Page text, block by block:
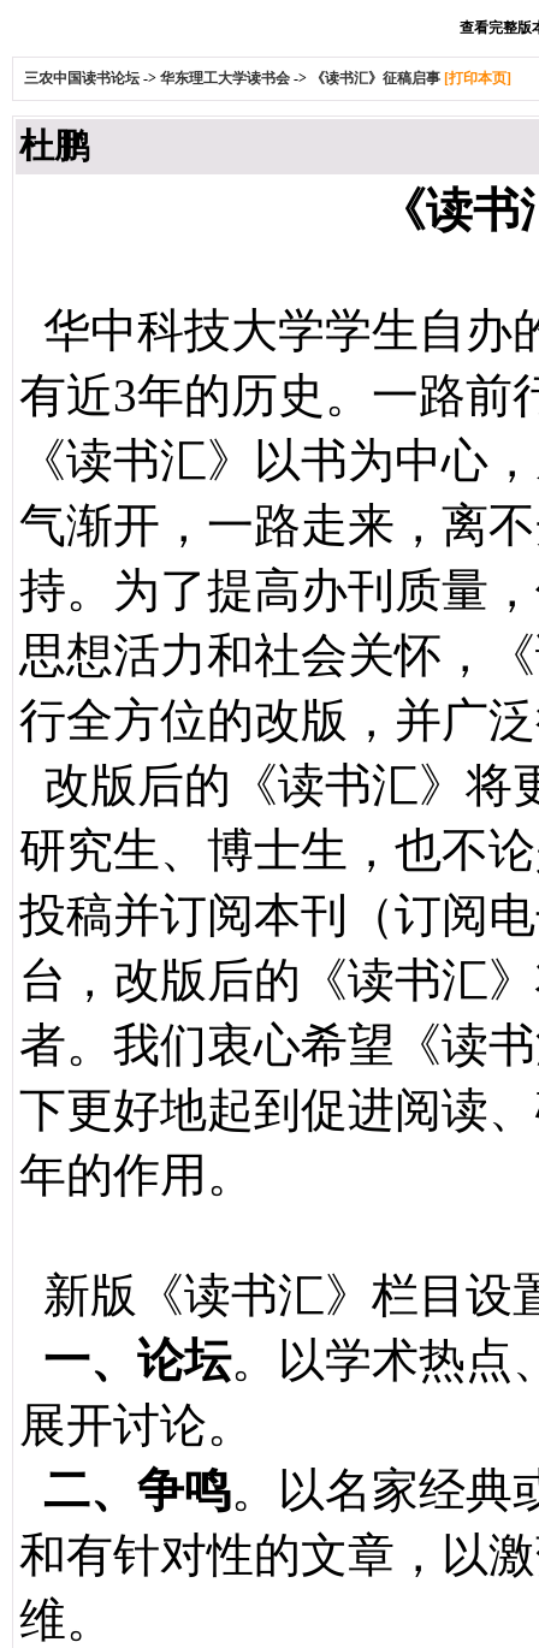
查看完整版
三农中国读书论坛 -> 华东理工大学读书会 -> 《读书汇》征稿启事 [打印本页]
杜鹏
《读
华中科技大学学生自办
有近3年的历史。一路前
《读书汇》以书为中心
气渐开，一路走来，离
持。为了提高办刊质量
思想活力和社会关怀，
行全方位的改版，并广
改版后的《读书汇》将
研究生、博士生，也不
投稿并订阅本刊（订阅
台，改版后的《读书汇
者。我们衷心希望《读
下更好地起到促进阅读
年的作用。
新版《读书汇》栏目设
一、论坛。以学术热点
展开讨论。
二、争鸣。以名家经典
和有针对性的文章，以
维。